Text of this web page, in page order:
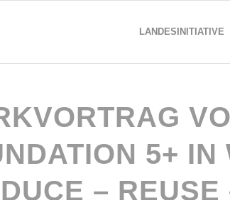
LANDESINITIATIVE
5+ IN
–